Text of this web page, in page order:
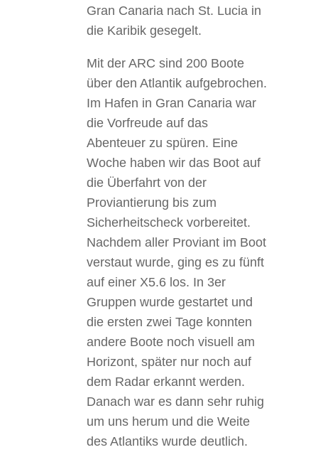
Gran Canaria nach St. Lucia in
die Karibik gesegelt.
Mit der ARC sind 200 Boote
über den Atlantik aufgebrochen.
Im Hafen in Gran Canaria war
die Vorfreude auf das
Abenteuer zu spüren. Eine
Woche haben wir das Boot auf
die Überfahrt von der
Proviantierung bis zum
Sicherheitscheck vorbereitet.
Nachdem aller Proviant im Boot
verstaut wurde, ging es zu fünft
auf einer X5.6 los. In 3er
Gruppen wurde gestartet und
die ersten zwei Tage konnten
andere Boote noch visuell am
Horizont, später nur noch auf
dem Radar erkannt werden.
Danach war es dann sehr ruhig
um uns herum und die Weite
des Atlantiks wurde deutlich.